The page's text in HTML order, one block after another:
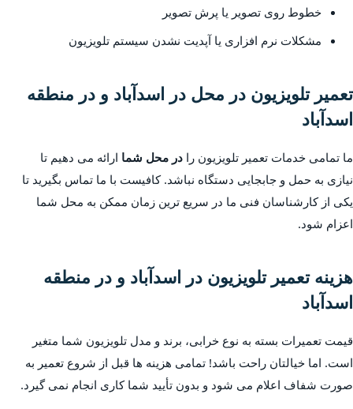
خطوط روی تصویر یا پرش تصویر
مشکلات نرم افزاری یا آپدیت نشدن سیستم تلویزیون
تعمیر تلویزیون در محل در اسدآباد و در منطقه
اسدآباد
ما تمامی خدمات تعمیر تلویزیون را در محل شما ارائه می دهیم تا
نیازی به حمل و جابجایی دستگاه نباشد. کافیست با ما تماس بگیرید تا
یکی از کارشناسان فنی ما در سریع ترین زمان ممکن به محل شما
اعزام شود.
هزینه تعمیر تلویزیون در اسدآباد و در منطقه
اسدآباد
قیمت تعمیرات بسته به نوع خرابی، برند و مدل تلویزیون شما متغیر
است. اما خیالتان راحت باشد! تمامی هزینه ها قبل از شروع تعمیر به
صورت شفاف اعلام می شود و بدون تأیید شما کاری انجام نمی گیرد.